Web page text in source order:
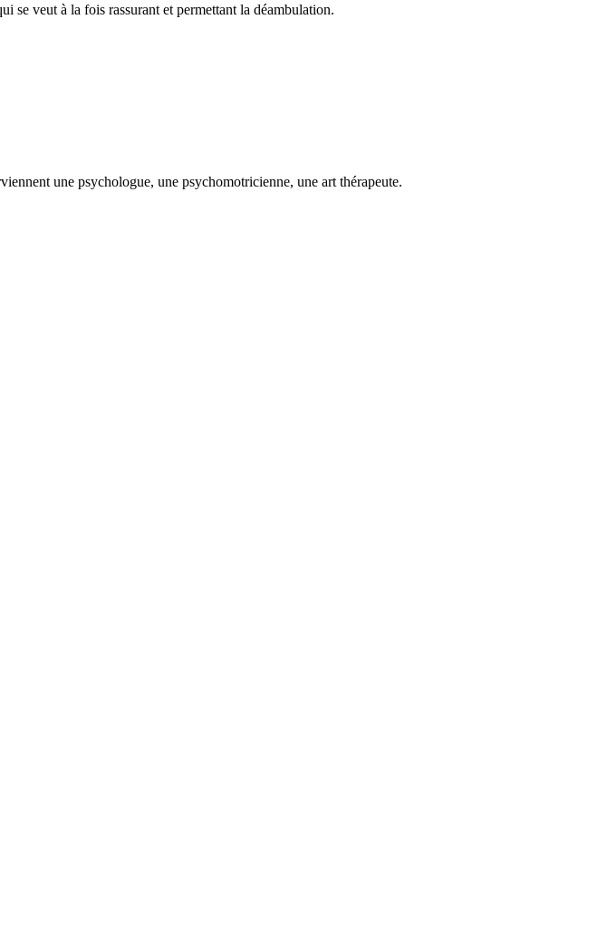
se veut à la fois rassurant et permettant la déambulation.
une psychologue, une psychomotricienne, une art thérapeute.